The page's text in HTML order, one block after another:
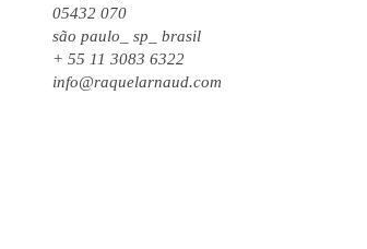
05432 070
são paulo_ sp_ brasil
+ 55 11 3083 6322
info@raquelarnaud.com